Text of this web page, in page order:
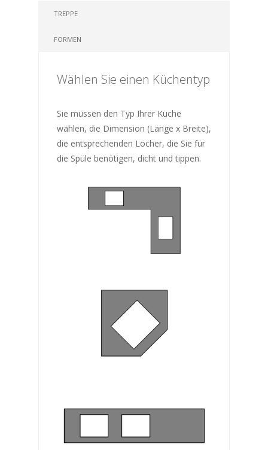
TREPPE
FORMEN
Wählen Sie einen Küchentyp
Sie müssen den Typ Ihrer Küche
wählen, die Dimension (Länge x Breite),
die entsprechenden Löcher, die Sie für
die Spüle benötigen, dicht und tippen.